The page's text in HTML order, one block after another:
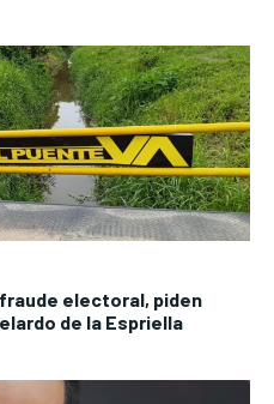
electoral, piden
de la Espriella